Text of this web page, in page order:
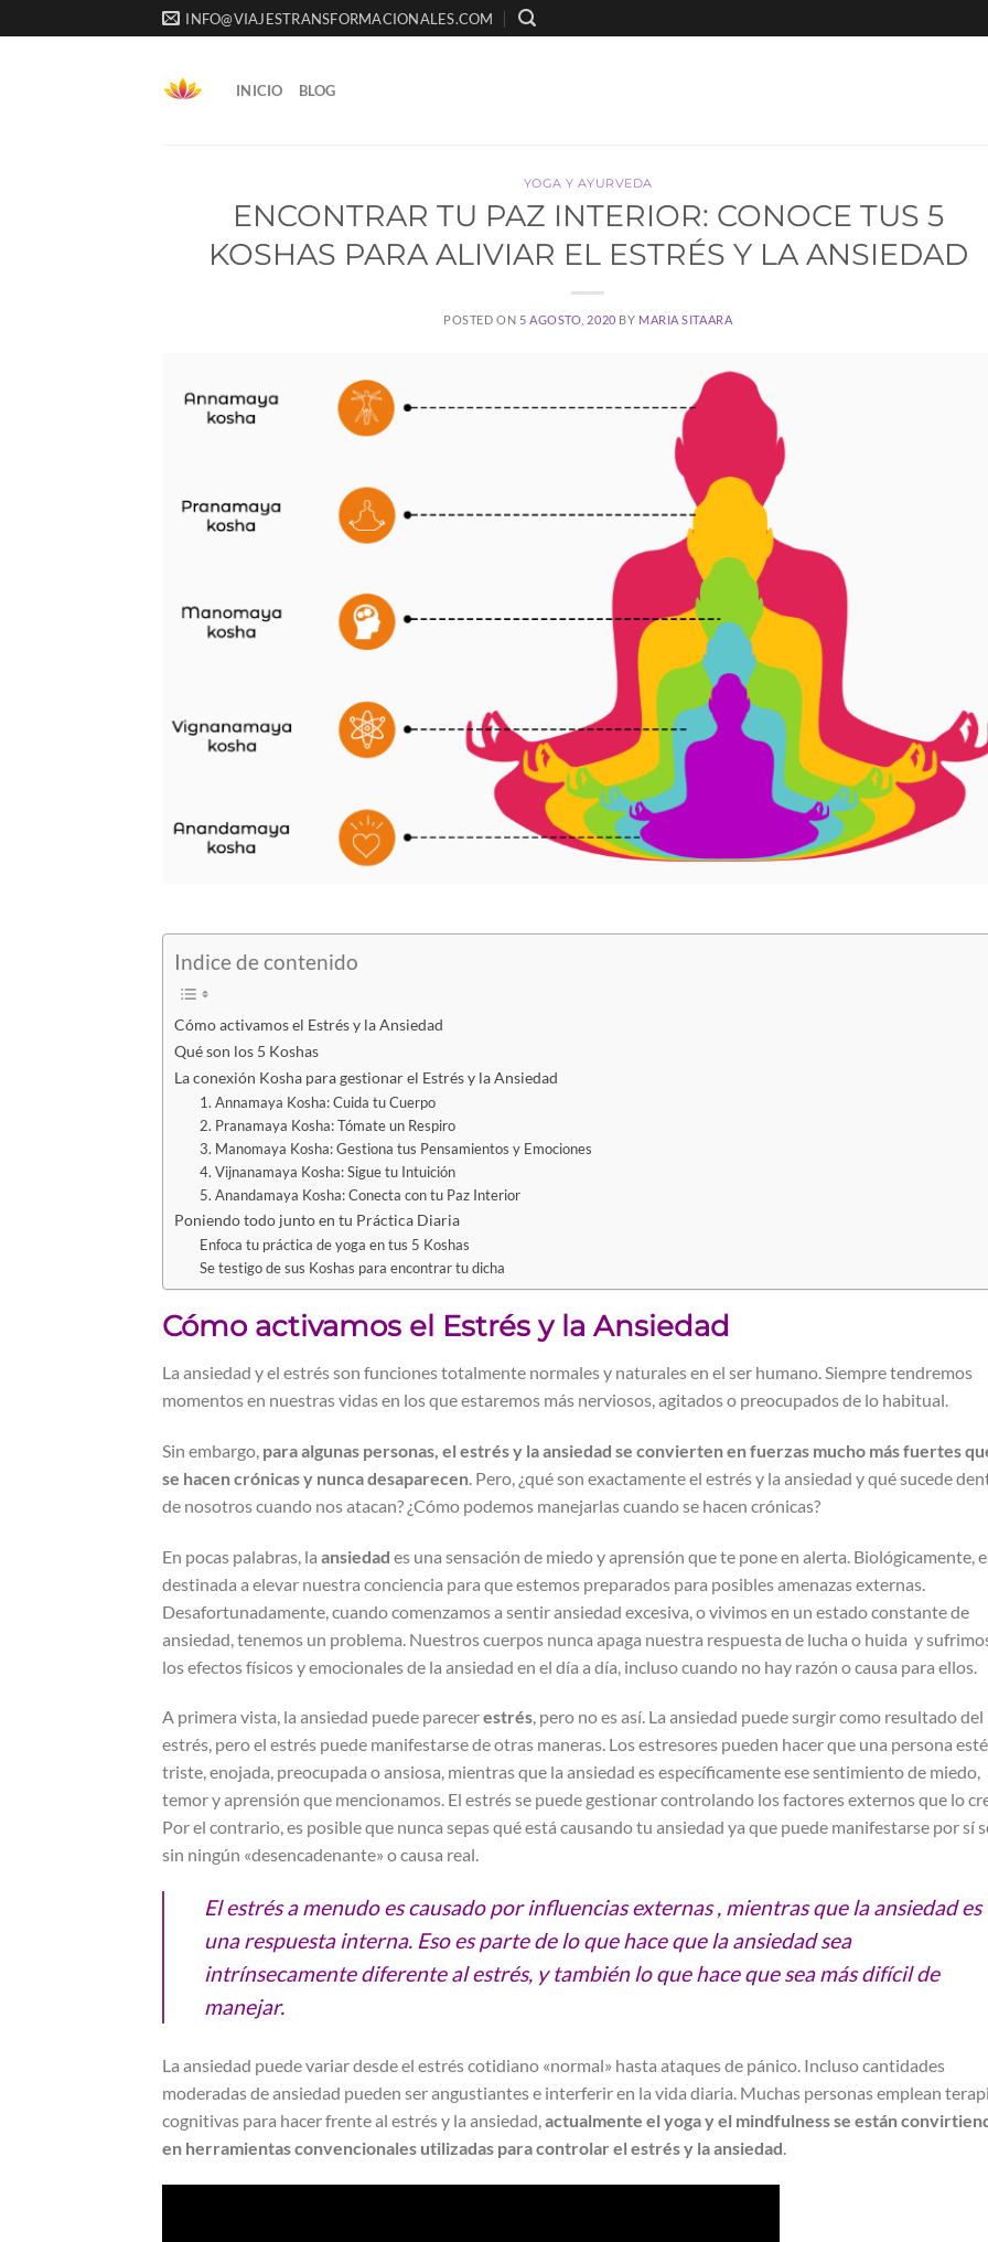
al
INFO@VIAJESTRANSFORMACIONALES.COM
INICIO BLOG
YOGA Y AYURVEDA
ENCONTRAR TU PAZ INTERIOR: CONOCE TUS 5
KOSHAS PARA ALIVIAR EL ESTRÉS Y LA ANSIEDAD
POSTED ON 5 AGOSTO, 2020 BY MARIA SITAARA
Indice de contenido
Cómo activamos el Estrés y la Ansiedad
Qué son los 5 Koshas
La conexión Kosha para gestionar el Estrés y la Ansiedad
1. Annamaya Kosha: Cuida tu Cuerpo
2. Pranamaya Kosha: Tómate un Respiro
3. Manomaya Kosha: Gestiona tus Pensamientos y Emociones
4. Vijnanamaya Kosha: Sigue tu Intuición
5. Anandamaya Kosha: Conecta con tu Paz Interior
Poniendo todo junto en tu Práctica Diaria
Enfoca tu práctica de yoga en tus 5 Koshas
Se testigo de sus Koshas para encontrar tu dicha
Cómo activamos el Estrés y la Ansiedad
La ansiedad y el estrés son funciones totalmente normales y naturales en el ser humano. Siempre tendremos
momentos en nuestras vidas en los que estaremos más nerviosos, agitados o preocupados de lo habitual.
Sin embargo, para algunas personas, el estrés y la ansiedad se convierten en fuerzas mucho más fuertes
se hacen crónicas y nunca desaparecen. Pero, ¿qué son exactamente el estrés y la ansiedad y qué sucede
de nosotros cuando nos atacan? ¿Cómo podemos manejarlas cuando se hacen crónicas?
En pocas palabras, la ansiedad es una sensación de miedo y aprensión que te pone en alerta. Biológicamente,
destinada a elevar nuestra conciencia para que estemos preparados para posibles amenazas externas.
Desafortunadamente, cuando comenzamos a sentir ansiedad excesiva, o vivimos en un estado constante de
ansiedad, tenemos un problema. Nuestros cuerpos nunca apaga nuestra respuesta de lucha o huida y
los efectos físicos y emocionales de la ansiedad en el día a día, incluso cuando no hay razón o causa para ellos.
A primera vista, la ansiedad puede parecerestrés, pero no es así. La ansiedad puede surgir como resultado del
estrés, pero el estrés puede manifestarse de otras maneras. Los estresores pueden hacer que una persona esté
triste, enojada, preocupada o ansiosa, mientras que la ansiedad es específicamente ese sentimiento de miedo,
temor y aprensión que mencionamos. El estrés se puede gestionar controlando los factores externos que lo
Por el contrario, es posible que nunca sepas qué está causando tu ansiedad ya que puede manifestarse por sí
sin ningún «desencadenante» o causa real.
El estrés a menudo es causado por influencias externas , mientras que la ansiedad es
una respuesta interna. Eso es parte de lo que hace que la ansiedad sea
intrínsecamente diferente al estrés, y también lo que hace que sea más difícil de
manejar.
La ansiedad puede variar desde el estrés cotidiano «normal» hasta ataques de pánico. Incluso cantidades
moderadas de ansiedad pueden ser angustiantes e interferir en la vida diaria. Muchas personas emplean
cognitivas para hacer frente al estrés y la ansiedad,actualmente el yoga y el mindfulness se están
en herramientas convencionales utilizadas para controlar el estrés y la ansiedad.